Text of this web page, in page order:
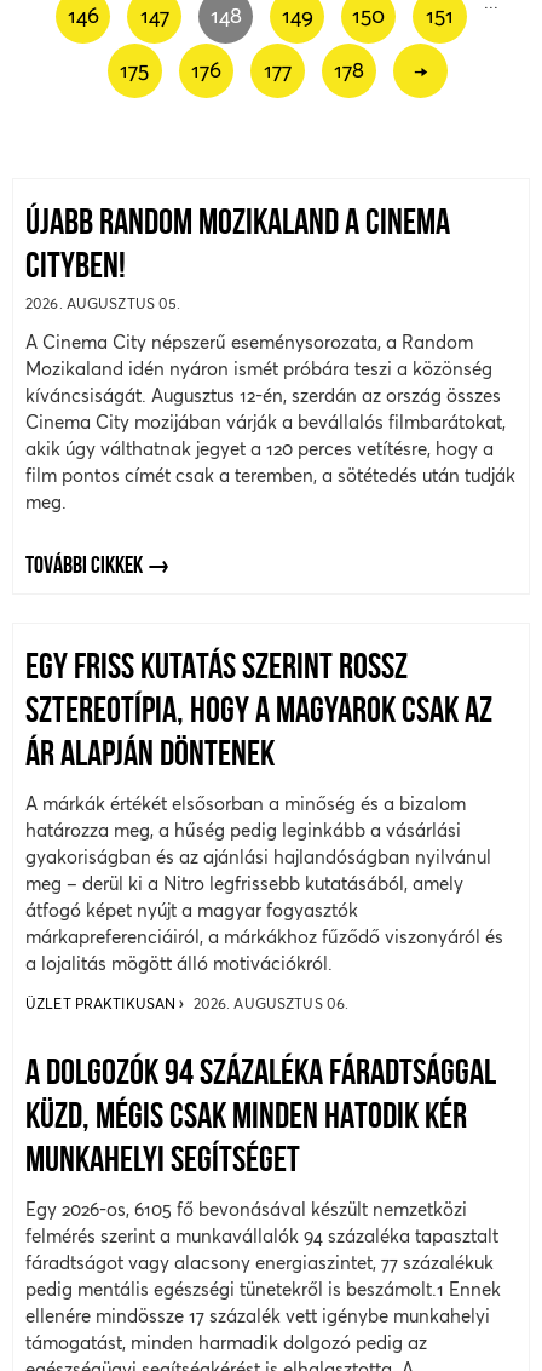
146 147 148 149 150 151
175 176 177 178 →
ÚJABB RANDOM MOZIKALAND A CINEMA
CITYBEN!
2026. AUGUSZTUS 05.
A Cinema City népszerű eseménysorozata, a Random
Mozikaland idén nyáron ismét próbára teszi a közönség
kíváncsiságát. Augusztus 12-én, szerdán az ország összes
Cinema City mozijában várják a bevállalós filmbarátokat,
akik úgy válthatnak jegyet a 120 perces vetítésre, hogy a
film pontos címét csak a teremben, a sötétedés után tudják
meg.
TOVÁBBI CIKKEK
EGY FRISS KUTATÁS SZERINT ROSSZ
SZTEREOTÍPIA, HOGY A MAGYAROK CSAK AZ
ÁR ALAPJÁN DÖNTENEK
A márkák értékét elsősorban a minőség és a bizalom
határozza meg, a hűség pedig leginkább a vásárlási
gyakoriságban és az ajánlási hajlandóságban nyilvánul
meg – derül ki a Nitro legfrissebb kutatásából, amely
átfogó képet nyújt a magyar fogyasztók
márkapreferenciáiról, a márkákhoz fűződő viszonyáról és
a lojalitás mögött álló motivációkról.
ÜZLET PRAKTIKUSAN 2026. AUGUSZTUS 06.
A DOLGOZÓK 94 SZÁZALÉKA FÁRADTSÁGGAL
KÜZD, MÉGIS CSAK MINDEN HATODIK KÉR
MUNKAHELYI SEGÍTSÉGET
Egy 2026-os, 6105 fő bevonásával készült nemzetközi
felmérés szerint a munkavállalók 94 százaléka tapasztalt
fáradtságot vagy alacsony energiaszintet, 77 százalékuk
pedig mentális egészségi tünetekről is beszámolt.1 Ennek
ellenére mindössze 17 százalék vett igénybe munkahelyi
támogatást, minden harmadik dolgozó pedig az